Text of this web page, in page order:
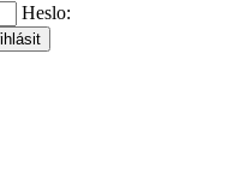
Heslo: